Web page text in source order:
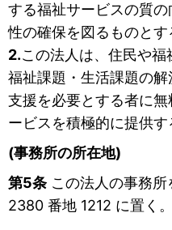
する福祉サービスの質
性の確保を図るものとす
2.この法人は、住民や
福祉課題・生活課題の解
支援を必要とする者に
ービスを積極的に提供す
(事務所の所在地)
第5条 この法人の事務
2380 番地 1212 に置く。